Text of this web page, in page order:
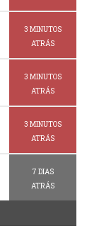
3 MINUTOS
ATRÁS
3 MINUTOS
ATRÁS
3 MINUTOS
ATRÁS
7 DIAS
ATRÁS